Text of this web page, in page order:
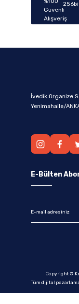
İvedik Organize
Yenimahalle/
E-Bülten
Copyright ©
Tüm dijital